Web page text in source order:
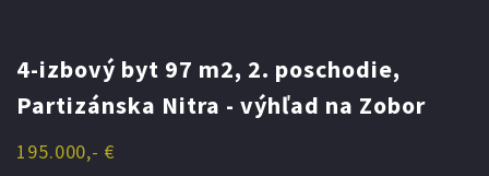
4-izbový byt 97 m2, 2. poschodie,
Partizánska Nitra - výhľad na Zobor
195.000,- €